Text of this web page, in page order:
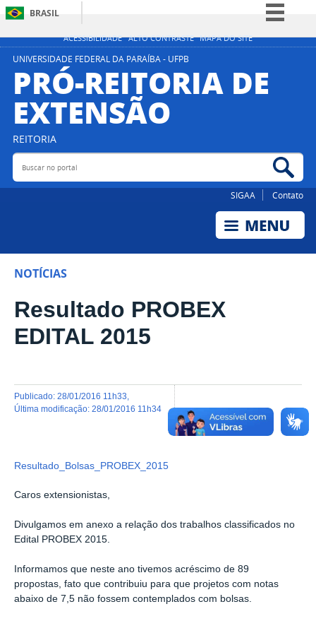
ACESSIBILIDADE ALTO CONTRASTE MAPA DO SITE
BRASIL
Simplifique!
Participe
UNIVERSIDADE FEDERAL DA PARAÍBA - UFPB
PRÓ-REITORIA DE
EXTENSÃO
REITORIA
Buscar no portal
SIGAA Contato
NOTÍCIAS
Resultado PROBEX
EDITAL 2015
publicado: 28/01/2016 11h33
última modificação: 28/01/2016 11h34
Resultado_Bolsas_PROBEX_2015
Caros extensionistas,
Divulgamos em anexo a relação dos trabalhos classificados no
Edital PROBEX 2015.
Informamos que neste ano tivemos acréscimo de 89
propostas, fato que contribuiu para que projetos com notas
abaixo de 7,5 não fossem contemplados com bolsas.